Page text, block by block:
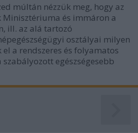
múltán nézzük meg, hogy az
Minisztériuma és immáron a
ill. az alá tartozó
osztályai milyen
a rendszeres és folyamatos
egészségesebb